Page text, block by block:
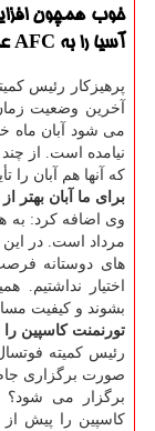
خوب همچون
آسیا را به AFC عرضه كرده ایم.
پرهیزکار رئیس
آخرین وضعیت
می شود آبان ماه
نیامده است. از چند
که آنها هم آبان را
برای ما آبان بهتر
وی اضافه کرد: به
مرداد است. در
های دوستانه
اختیار نداشتیم.
بشوند و کیفیت
تورنمنت کاسپین
رئیس کمیته
صورت برگزاری
برگزار می شود؟
کاسپین را پیش از